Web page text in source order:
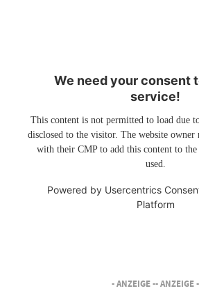
We need your consent
service!
This content is not permitted to load due
disclosed to the visitor. The website owner
with their CMP to add this content to
used.
Powered by Usercentrics
Platform
- ANZEIGE -- ANZEIGE -